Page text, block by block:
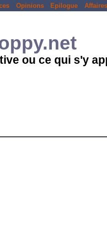
Opinions Epilogue Affaires
ou ce qui s'y